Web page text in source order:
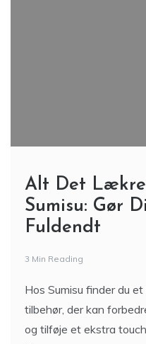
Alt Det
Sumisu: Gør
Fuldendt
3 Min Reading
Hos Sumisu finder du
tilbehør, der kan
og tilføje et ekstra